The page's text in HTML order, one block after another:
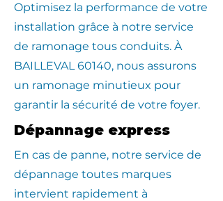
Optimisez la performance de votre
installation grâce à notre service
de ramonage tous conduits. À
BAILLEVAL 60140, nous assurons
un ramonage minutieux pour
garantir la sécurité de votre foyer.
Dépannage express
En cas de panne, notre service de
dépannage toutes marques
intervient rapidement à